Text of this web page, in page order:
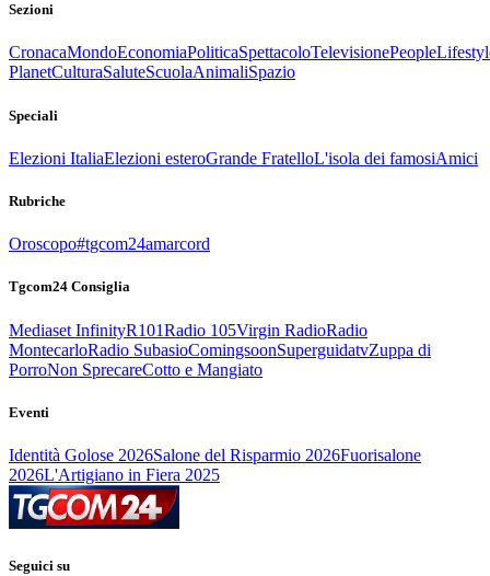
Sezioni
CronacaMondoEconomiaPoliticaSpettacoloTelevisionePeople
PlanetCulturaSaluteScuolaAnimaliSpazio
Speciali
Elezioni ItaliaElezioni esteroGrande FratelloL'isola dei famosiAmici
Rubriche
Oroscopo#tgcom24amarcord
Tgcom24 Consiglia
Mediaset InfinityR101Radio 105Virgin RadioRadio
MontecarloRadio SubasioComingsoonSuperguidatvZuppa di
PorroNon SprecareCotto e Mangiato
Eventi
Identità Golose 2026Salone del Risparmio 2026Fuorisalone
2026L'Artigiano in Fiera 2025
Seguici su